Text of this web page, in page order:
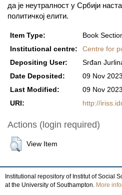
да је неутралност у Србији
политичкој елити.
Item Type:
Book
Institutional centre:
Centre for
Depositing User:
Srđan
Date Deposited:
09 Nov
Last Modified:
09 Nov
URI:
http://
Actions (login required)
View Item
Institutional repository of Institut of Social
at the University of Southampton. More